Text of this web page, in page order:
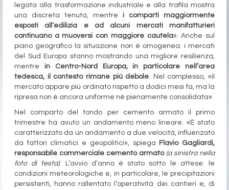
legata alla trasformazione industriale e alla trafila mostra
una discreta tenuta, mentre i comparti maggiormente
esposti all’edilizia e ad alcuni mercati manifatturieri
continuano a muoversi con maggiore cautela». Anche sul
piano geografico la situazione non è omogenea: i mercati
del Sud Europa stanno mostrando una migliore resilienza,
mentre in Centro-Nord Europa, in particolare nell’area
tedesca, il contesto rimane più debole. Nel complesso, «il
mercato appare più ordinato rispetto a dodici mesi fa, ma la
ripresa non è ancora uniforme né pienamente consolidata».
Nel comparto del tondo per cemento armato il primo
trimestre ha avuto un andamento meno lineare. «È stato
caratterizzato da un andamento a due velocità, influenzato
da fattori climatici e geopolitici», spiega
Flavio Gagliardi,
responsabile commerciale cemento armato (a sinistra nella
foto di testa). L’avvio d’anno è stato sotto le attese: le
condizioni meteorologiche e, in particolare, le precipitazioni
persistenti, hanno rallentato l’operatività dei cantieri e, di